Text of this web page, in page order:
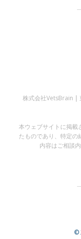
株式会社VetsBrain |
本ウェブサイトに掲載
たものであり、特定の
内容はご相談
©